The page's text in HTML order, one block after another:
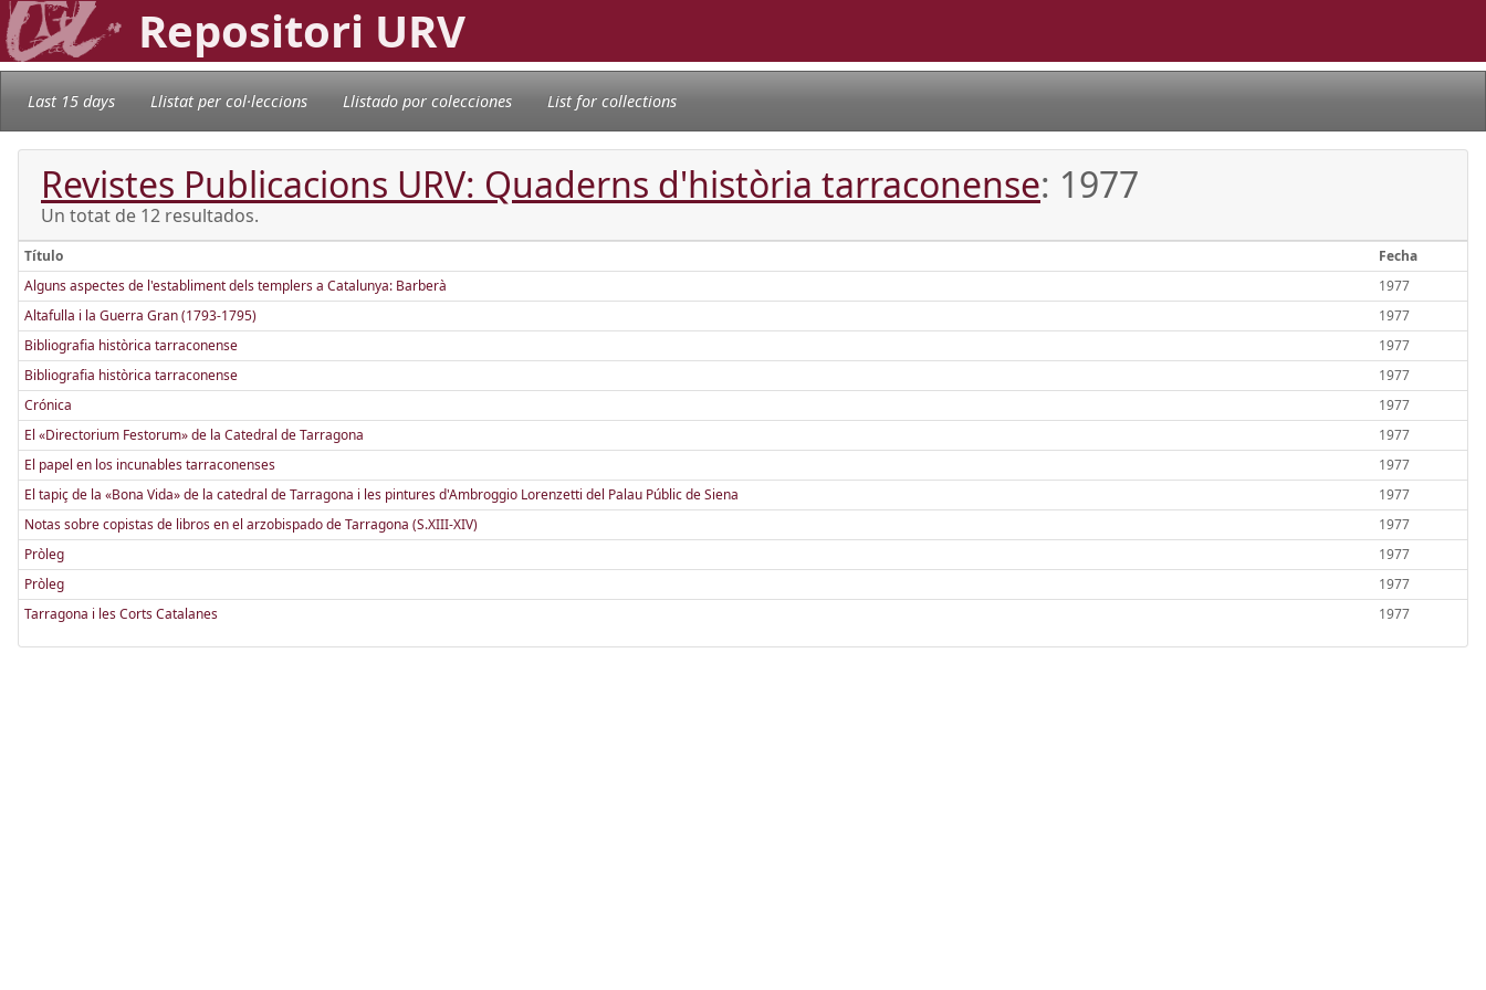
Repositori URV
Last 15 days Llistat per col·leccions Llistado por colecciones List for collections
Revistes Publicacions URV: Quaderns d'història tarraconense: 1977
Un totat de 12 resultados.
Título
Fecha
Alguns aspectes de l'establiment dels templers a Catalunya: Barberà
1977
Altafulla i la Guerra Gran (1793-1795)
1977
Bibliografia històrica tarraconense
1977
Bibliografia històrica tarraconense
1977
Crónica
1977
El «Directorium Festorum» de la Catedral de Tarragona
1977
El papel en los incunables tarraconenses
1977
El tapiç de la «Bona Vida» de la catedral de Tarragona i les pintures d'Ambroggio Lorenzetti del Palau Públic de Siena
1977
Notas sobre copistas de libros en el arzobispado de Tarragona (S.XIII-XIV)
1977
Pròleg
1977
Pròleg
1977
Tarragona i les Corts Catalanes
1977